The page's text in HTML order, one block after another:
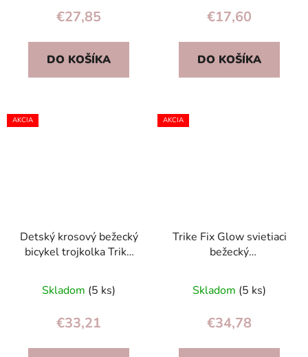
€27,85
DO KOŠÍKA
€17,60
DO KOŠÍKA
AKCIA
Detský krosový bežecký
bicykel trojkolka Trike
rám, čierny 12" EVA
Skladom (5 ks)
€33,21
AKCIA
Trike Fix Glow svietiaci
bežecký
LED ružový pre dievčatá
Skladom (5 ks)
€34,78